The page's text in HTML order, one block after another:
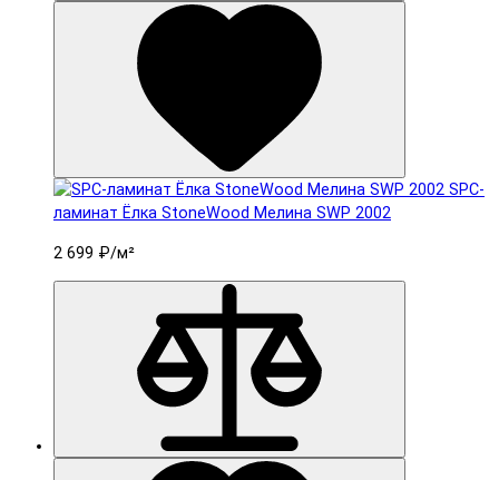
SPC-
ламинат Ëлка StoneWood Мелина SWP 2002
2 699 ₽/м²